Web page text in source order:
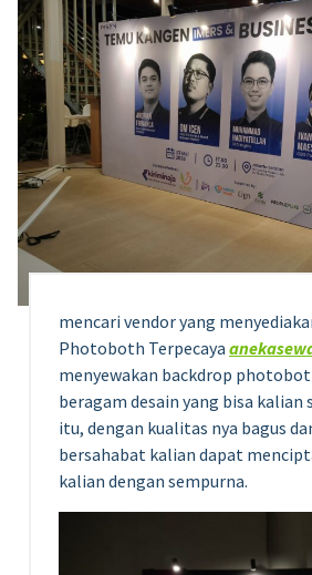
mencari vendor yang
Photoboth Terpecaya
menyewakan backdrop
beragam desain yang bisa kalian
itu, dengan kualitas nya bagus
bersahabat kalian dapat
kalian dengan sempurna.